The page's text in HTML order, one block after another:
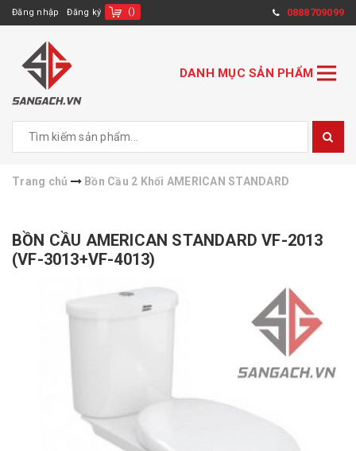
Đăng nhập Đăng ký () 0888709099
DANH MỤC SẢN PHẨM
Trang chủ Bồn Cầu 2 Khối AMERICAN STANDARD
BỒN CẦU AMERICAN STANDARD VF-2013
(VF-3013+VF-4013)